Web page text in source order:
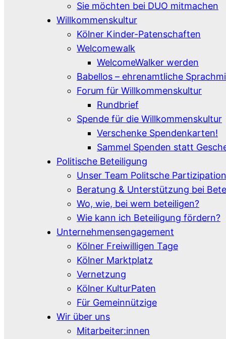
Sie möchten bei DUO mitmachen
Willkommenskultur
Kölner Kinder-Patenschaften
Welcomewalk
WelcomeWalker werden
Babellos – ehrenamtliche
Forum für Willkommenskultur
Rundbrief
Spende für die Willkommenskultur
Verschenke Spendenkarten!
Sammel Spenden statt
Politische Beteiligung
Unser Team Politsche Partizipation
Beratung & Unterstützung bei
Wo, wie, bei wem beteiligen?
Wie kann ich Beteiligung fördern?
Unternehmensengagement
Kölner Freiwilligen Tage
Kölner Marktplatz
Vernetzung
Kölner KulturPaten
Für Gemeinnützige
Wir über uns
Mitarbeiter:innen